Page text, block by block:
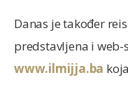
Danas je također
predstavljena i
www.ilmijja.ba